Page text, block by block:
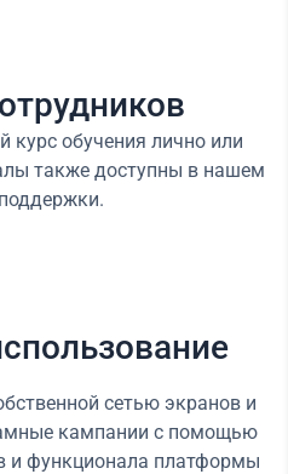
обучения лично или
также доступны в нашем
сетью экранов и
кампании с помощью
и функционала платформы